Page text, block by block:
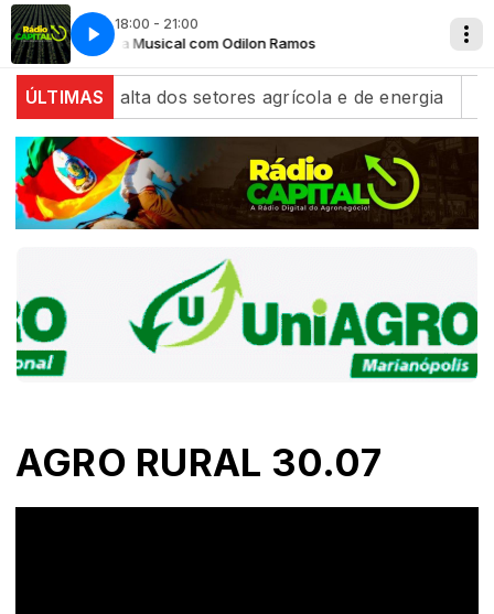
18:00 - 21:00
Tertúlia Musical com Odilon Ramos Tertúlia
Tertúlia Musical com Odilon Ramos Tertúlia
ÚLTIMAS
com alta dos setores agrícola e de energia
AGRO RURAL 30.07